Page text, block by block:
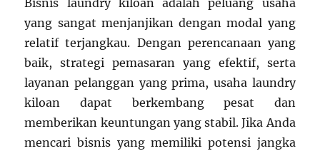
Bisnis laundry kiloan adalah peluang usaha
yang sangat menjanjikan dengan modal yang
relatif terjangkau. Dengan perencanaan yang
baik, strategi pemasaran yang efektif, serta
layanan pelanggan yang prima, usaha laundry
kiloan dapat berkembang pesat dan
memberikan keuntungan yang stabil. Jika Anda
mencari bisnis yang memiliki potensi jangka